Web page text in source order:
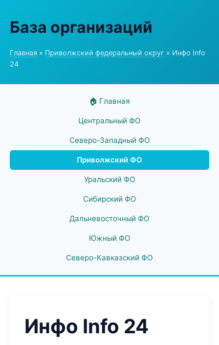
База организаций
Главная » Приволжский федеральный округ » Инфо Info
24
🏠 Главная
Центральный ФО
Северо-Западный ФО
Приволжский ФО
Уральский ФО
Сибирский ФО
Дальневосточный ФО
Южный ФО
Северо-Кавказский ФО
Инфо Info 24